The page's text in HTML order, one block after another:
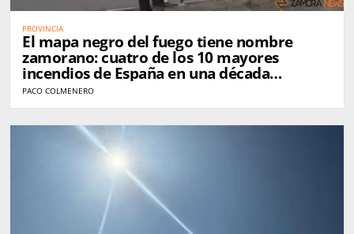
PROVINCIA
El mapa negro del fuego tiene nombre
zamorano: cuatro de los 10 mayores
incendios de España en una década
golpearon Zamora
PACO COLMENERO